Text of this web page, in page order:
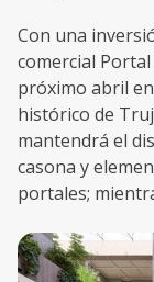
Con una
comercial
próximo abril
histórico de
mantendrá el
casona y
portales;